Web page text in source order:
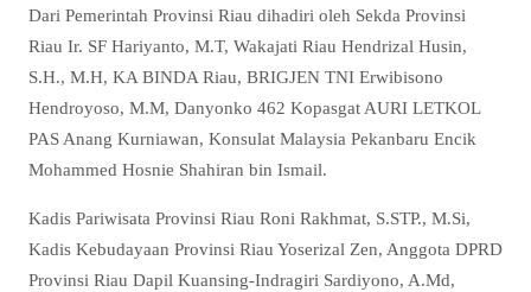
Dari Pemerintah Provinsi Riau dihadiri oleh Sekda Provinsi
Riau Ir. SF Hariyanto, M.T, Wakajati Riau Hendrizal Husin,
S.H., M.H, KA BINDA Riau, BRIGJEN TNI Erwibisono
Hendroyoso, M.M, Danyonko 462 Kopasgat AURI LETKOL
PAS Anang Kurniawan, Konsulat Malaysia Pekanbaru Encik
Mohammed Hosnie Shahiran bin Ismail.
Kadis Pariwisata Provinsi Riau Roni Rakhmat, S.STP., M.Si,
Kadis Kebudayaan Provinsi Riau Yoserizal Zen, Anggota DPRD
Provinsi Riau Dapil Kuansing-Indragiri Sardiyono, A.Md,